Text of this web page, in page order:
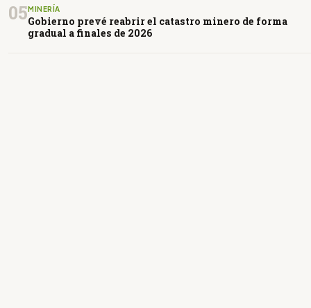
05 MINERÍA
Gobierno prevé reabrir el catastro minero de forma
gradual a finales de 2026